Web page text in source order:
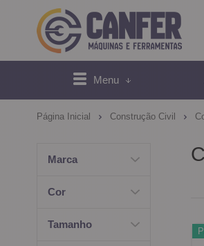
Menu
Página Inicial Construção Civil
Marca
Cor
Tamanho